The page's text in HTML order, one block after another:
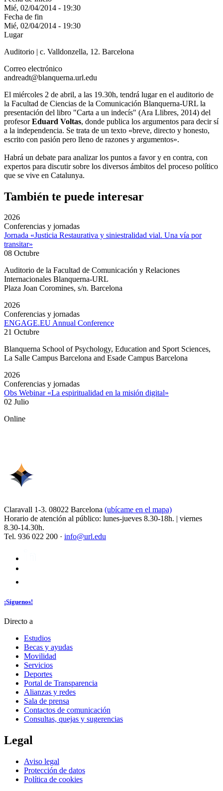
Mié, 02/04/2014 - 19:30
Fecha de fin
Mié, 02/04/2014 - 19:30
Lugar
Auditorio | c. Valldonzella, 12. Barcelona
Correo electrónico
andreadt@blanquerna.url.edu
El miércoles 2 de abril, a las 19.30h, tendrá lugar en el auditorio de
la Facultad de Ciencias de la Comunicación Blanquerna-URL la
presentación del libro "Carta a un indecís" (Ara Llibres, 2014) del
profesorEduard Voltas, donde publica los argumentos para decir sí
a la independencia. Se trata de un texto «breve, directo y honesto,
escrito con pasión pero lleno de razones y argumentos».
Habrá un debate para analizar los puntos a favor y en contra, con
expertos para discutir sobre los diversos ámbitos del proceso político
que se vive en Catalunya.
También te puede interesar
2026
Conferencias y jornadas
Jornada «Justicia Restaurativa y siniestralidad vial. Una vía por
transitar»
08 Octubre
Auditorio de la Facultad de Comunicación y Relaciones
Internacionales Blanquerna-URL
Plaza Joan Coromines, s/n. Barcelona
2026
Conferencias y jornadas
ENGAGE.EU Annual Conference
21 Octubre
Blanquerna School of Psychology, Education and Sport Sciences,
La Salle Campus Barcelona and Esade Campus Barcelona
2026
Conferencias y jornadas
Obs Webinar «La espiritualidad en la misión digital»
02 Julio
Online
Claravall 1-3. 08022 Barcelona (ubícame en el mapa)
Horario de atención al público: lunes-jueves 8.30-18h. | viernes
8.30-14.30h.
Tel. 936 022 200 · info@url.edu
¡Síguenos!
Directo a
Estudios
Becas y ayudas
Movilidad
Servicios
Deportes
Portal de Transparencia
Alianzas y redes
Sala de prensa
Contactos de comunicación
Consultas, quejas y sugerencias
Legal
Aviso legal
Protección de datos
Política de cookies